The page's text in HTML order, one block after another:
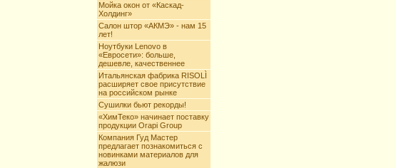
Мойка окон от «Каскад-
Холдинг»
Салон штор «АКМЭ» - нам 15
лет!
Ноутбуки Lenovo в
«Евросети»: больше,
дешевле, качественнее
Итальянская фабрика RISOLÌ
расширяет свое присутствие
на российском рынке
Сушилки бьют рекорды!
«ХимТеко» начинает поставку
продукции Orapi Group
Компания Гуд Мастер
предлагает познакомиться с
новинками материалов для
жалюзи